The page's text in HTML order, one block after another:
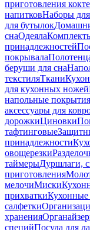
приготовления
напитковНаборы
для бутылок
снаОдеяла
принадлежностей
покрывала
беруши для сна
текстиляТкани
для кухонных ножей
напольные покрытия
аксессуары для
дорожкиЦиновки
тафтинговые
принадлежности
овощерезки
таймерыДуршлаги,
приготовления
мелочиМиски
прихваткиКухонные
салфетки
хранения
специйПосуда для